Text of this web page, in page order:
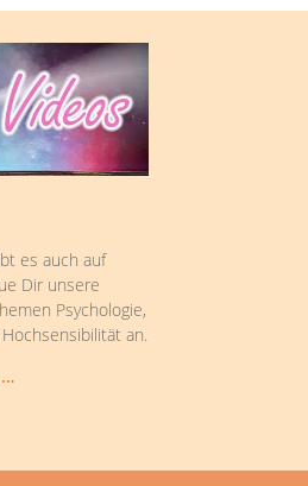
es auch auf
Dir unsere
Psychologie,
an.
…